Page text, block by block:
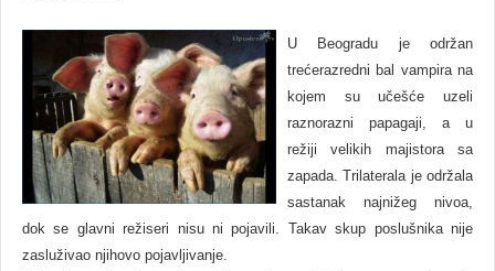
U Beogradu je održan
trećerazredni bal vampira na
kojem su učešće uzeli
raznorazni papagaji, a u
režiji velikih majistora sa
zapada. Trilaterala je održala
sastanak najnižeg nivoa,
dok se glavni režiseri nisu ni pojavili. Takav skup poslušnika nije
zasluživao njihovo pojavljivanje.